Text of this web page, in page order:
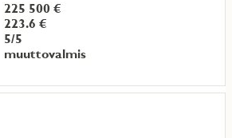
225 500 €
223.6 €
5/5
muuttovalmis